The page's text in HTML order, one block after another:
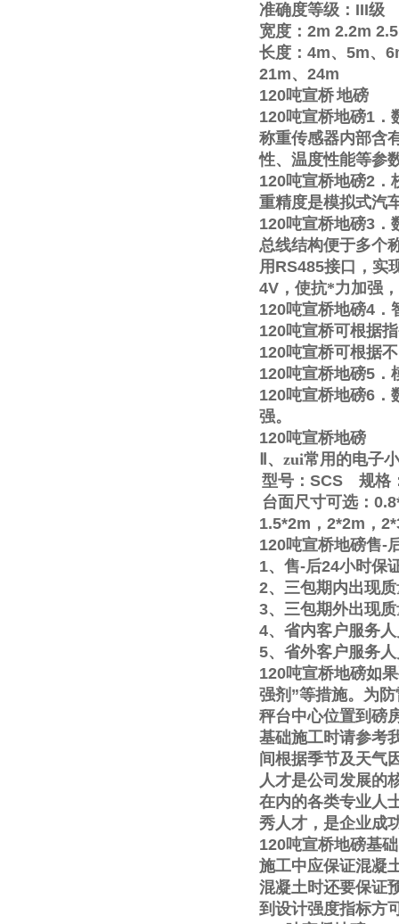
准确度等级： III级
宽度： 2m 2.2m
长度： 4m、 5m、
21m、 24m
120吨宣桥地磅
120吨宣桥地磅1
称重传感器内部含
性、温度性能等参
120吨宣桥地磅2
重精度是模拟式汽
120吨宣桥地磅3
总线结构便于多个
用 RS485接口，实
4V ，使抗*力加强
120吨宣桥地磅4
120吨宣桥可根据
120吨宣桥可根据
120吨宣桥地磅5
120吨宣桥地磅6
强。
120吨宣桥地磅
、zui常用的电子
型号： SCS
规格
台面尺寸可选：
1.5*2m ， 2*2m ，
120吨宣桥地磅售-
1、售-后24小时保
2、三包期内出现
3、三包期外出现
4、省内客户服务
5、省外客户服务
120吨宣桥地磅如
强剂 ”等措施。为
秤台中心位置到磅
基础施工时请参考
间根据季节及天气
人才是公司发展的
在内的各类专业人
秀人才，是企业成
120吨宣桥地磅基
施工中应保证混凝
混凝土时还要保证
到设计强度指标方